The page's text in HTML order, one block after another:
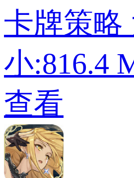
卡牌策略
小:816.4
查看